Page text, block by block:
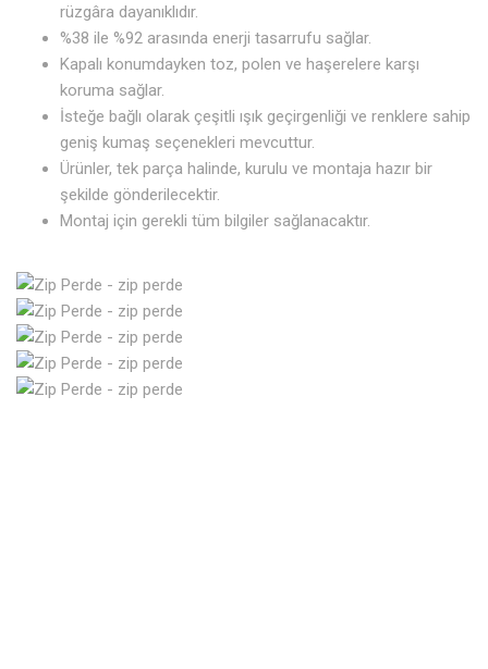
rüzgâra dayanıklıdır.
%38 ile %92 arasında enerji tasarrufu sağlar.
Kapalı konumdayken toz, polen ve haşerelere karşı
koruma sağlar.
İsteğe bağlı olarak çeşitli ışık geçirgenliği ve renklere sahip
geniş kumaş seçenekleri mevcuttur.
Ürünler, tek parça halinde, kurulu ve montaja hazır bir
şekilde gönderilecektir.
Montaj için gerekli tüm bilgiler sağlanacaktır.